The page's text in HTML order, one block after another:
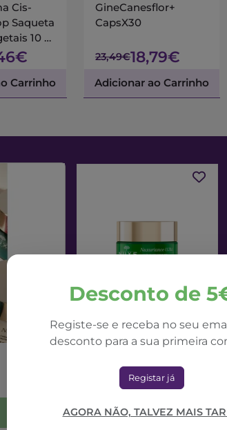
Desconto de
Registe-se e receba no seu
desconto para a sua primeira
Registar já
AGORA NÃO, TALVEZ MAIS
Cis-
Saqueta
10 x
5
Carrinho
GineCanesflor+
CapsX30
23,49€18,79€
Adicionar ao Carrinho
NUXE
Nuxe Nuxuriance Ultra